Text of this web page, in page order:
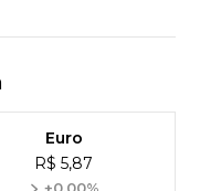
Euro
R$ 5,87
+0,00%